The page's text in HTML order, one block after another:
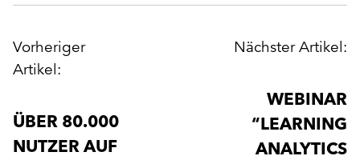
POST
NAVIGATION
Vorheriger
Artikel:
ÜBER 80.000
NUTZER AUF
Nächster Artikel:
WEBINAR
“LEARNING
ANALYTICS